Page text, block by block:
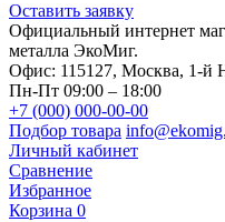
Оставить заявку
Официальный интернет
металла ЭкоМиг.
Офис: 115127, Москва, 1-й
Пн-Пт 09:00 – 18:00
+7 (000) 000-00-00
Подбор товара
Личный кабинет
Сравнение
Избранное
Корзина 0